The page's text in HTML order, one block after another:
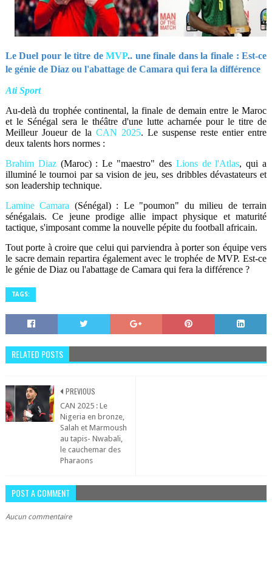
Le Duel pour le titre deMVP.. une finale dans la finale : Est-ce
le génie de Diaz ou l'abattage de Camara qui fera la différence
Ati Sport
​Au-delà du trophée continental, la finale de demain entre le Maroc
et le Sénégal sera le théâtre d'une lutte acharnée pour le titre de
Meilleur Joueur de la CAN 2025. Le suspense reste entier entre
deux talents hors normes :
Brahim Diaz(Maroc) : Le "maestro" des Lions de l'Atlas, qui a
illuminé le tournoi par sa vision de jeu, ses dribbles dévastateurs et
son leadership technique.
Lamine Camara (Sénégal) : Le "poumon" du milieu de terrain
sénégalais. Ce jeune prodige allie impact physique et maturité
tactique, s'imposant comme la nouvelle pépite du football africain.
​Tout porte à croire que celui qui parviendra à porter son équipe vers
le sacre demain repartira également avec le trophée de MVP. Est-ce
le génie de Diaz ou l'abattage de Camara qui fera la différence ?
TAGS:
RELATED POSTS
PREVIOUS
CAN 2025 : Le
Nigeria en bronze,
Salah et Marmoush
au tapis- ​Nwabali,
le cauchemar des
Pharaons
POST A COMMENT
Aucun commentaire